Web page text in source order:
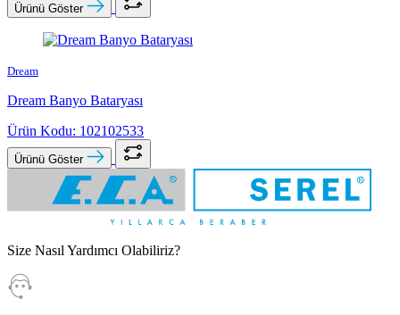
Ürünü Göster
Dream
Dream Banyo Bataryası
Ürün Kodu: 102102533
Ürünü Göster
Size Nasıl Yardımcı Olabiliriz?